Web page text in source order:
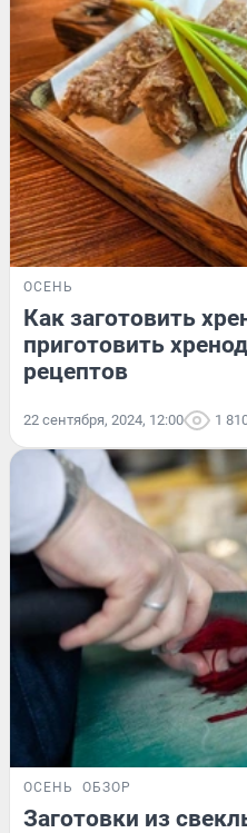
ОСЕНЬ
Как заготовить
приготовить
рецептов
22 сентября, 2024, 12:00 1
ОСЕНЬ ОБЗОР
Заготовки из